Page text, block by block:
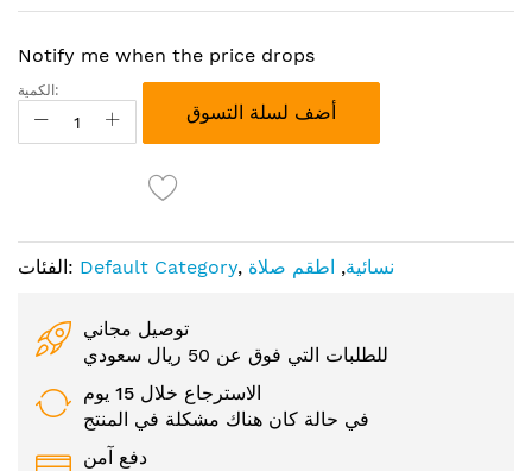
الصور
Notify me when the price drops
الكمية:
أضف لسلة التسوق
الفئات: Default Category, نسائية, اطقم صلاة
توصيل مجاني
للطلبات التي فوق عن 50 ريال سعودي
الاسترجاع خلال 15 يوم
في حالة كان هناك مشكلة في المنتج
دفع آمن